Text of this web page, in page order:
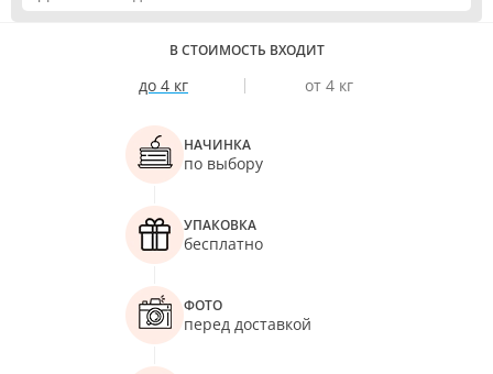
В СТОИМОСТЬ ВХОДИТ
до 4 кг от 4 кг
НАЧИНКА
по выбору
УПАКОВКА
бесплатно
ФОТО
перед доставкой